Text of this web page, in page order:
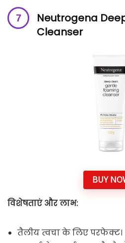
Neutrogena
Cleanser
BUY
विशेषताएं और लाभ:
तैलीय त्वचा के लिए परफेक्ट।